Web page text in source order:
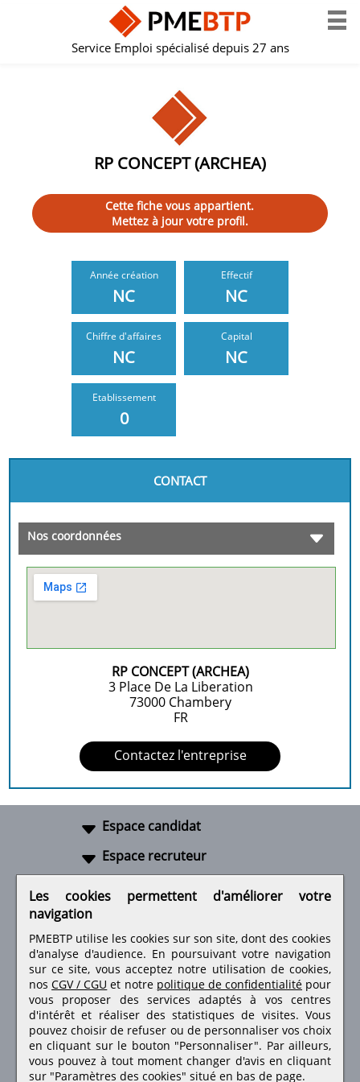
Service Emploi spécialisé depuis 27 ans
RP CONCEPT (ARCHEA)
Cette fiche vous appartient.
Mettez à jour votre profil.
Année création
NC
Effectif
NC
Chiffre d'affaires
NC
Capital
NC
Etablissement
0
CONTACT
Nos coordonnées
RP CONCEPT (ARCHEA)
3 Place De La Liberation
73000 Chambery
FR
Contactez l'entreprise
Espace candidat
Espace recruteur
Retrouvez-nous sur les réseaux sociaux
Les cookies permettent d'améliorer votre
navigation
PMEBTP utilise les cookies sur son site, dont des cookies
d'analyse d'audience. En poursuivant votre navigation
sur ce site, vous acceptez notre utilisation de cookies,
nos CGV / CGU et notre politique de confidentialité pour
vous proposer des services adaptés à vos centres
d'intérêt et réaliser des statistiques de visites.Vous
pouvez choisir de refuser ou de personnaliser vos choix
en cliquant sur le bouton "Personnaliser". Par ailleurs,
vous pouvez à tout moment changer d'avis en cliquant
sur "Paramètres des cookies" situé en bas de page.